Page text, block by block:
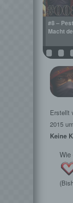
#8 –
Macht
Erstellt
2015
Keine